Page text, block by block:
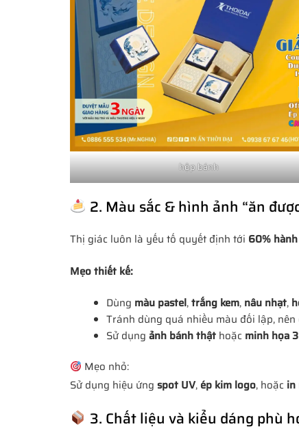
hộp bánh
2. Màu sắc & hình ảnh “ăn
Thị giác luôn là yếu tố quyết định tới 60%
Mẹo thiết kế:
Dùng màu pastel,trắng kem, nâu nhạt,
Tránh dùng quá nhiều màu đối lập,
Sử dụngảnh bánh thật hoặc minh họa
Mẹo nhỏ:
Sử dụng hiệu ứng spot UV, ép kim logo, hoặc in
3. Chất liệu và kiểu dáng phù